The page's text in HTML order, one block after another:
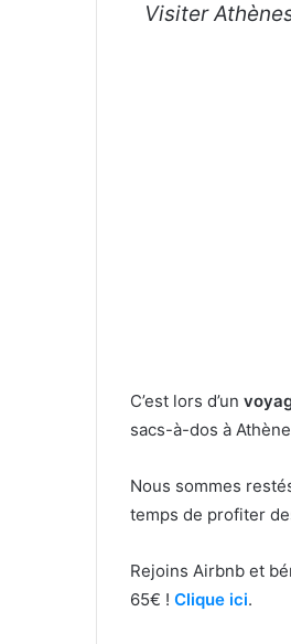
Visiter
C’est lors d’un
sacs-à-dos à
Nous sommes
temps de profiter
Rejoins Airbnb et
65€ ! Clique ici.